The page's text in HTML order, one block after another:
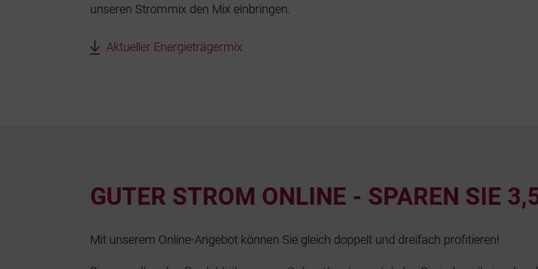
unseren Strommix den Mix einbringen.
Aktueller Energieträgermix
GUTER STROM ONLINE - SPAREN SIE
Mit unserem Online-Angebot können Sie gleich doppelt und dreifach profitieren!